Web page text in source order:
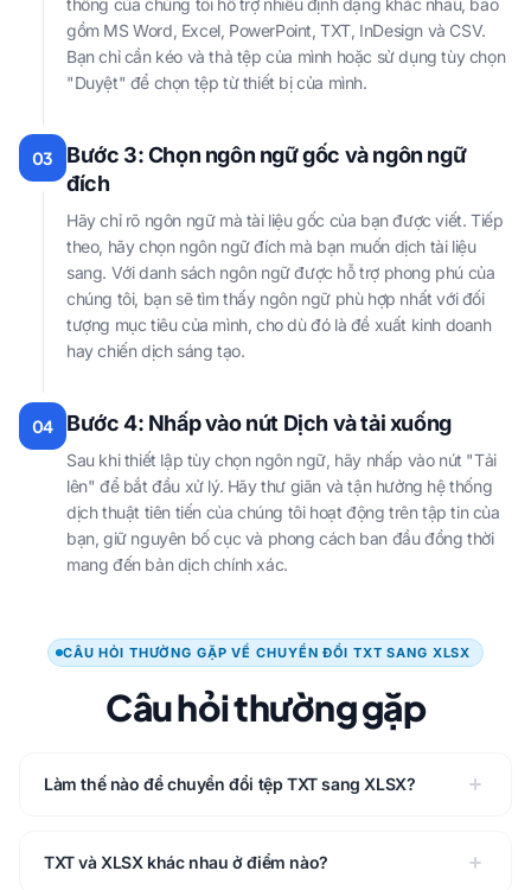
thống của chúng tôi hỗ trợ nhiều định dạng khác nhau, bao
gồm MS Word, Excel, PowerPoint, TXT, InDesign và CSV.
Bạn chỉ cần kéo và thả tệp của mình hoặc sử dụng tùy chọn
"Duyệt" để chọn tệp từ thiết bị của mình.
03
Bước 3: Chọn ngôn ngữ gốc và ngôn ngữ
đích
Hãy chỉ rõ ngôn ngữ mà tài liệu gốc của bạn được viết. Tiếp
theo, hãy chọn ngôn ngữ đích mà bạn muốn dịch tài liệu
sang. Với danh sách ngôn ngữ được hỗ trợ phong phú của
chúng tôi, bạn sẽ tìm thấy ngôn ngữ phù hợp nhất với đối
tượng mục tiêu của mình, cho dù đó là đề xuất kinh doanh
hay chiến dịch sáng tạo.
04 Bước 4: Nhấp vào nút Dịch và tải xuống
Sau khi thiết lập tùy chọn ngôn ngữ, hãy nhấp vào nút "Tải
lên" để bắt đầu xử lý. Hãy thư giãn và tận hưởng hệ thống
dịch thuật tiên tiến của chúng tôi hoạt động trên tập tin của
bạn, giữ nguyên bố cục và phong cách ban đầu đồng thời
mang đến bản dịch chính xác.
CÂU HỎI THƯỜNG GẶP VỀ CHUYỂN ĐỔI TXT SANG XLSX
Câu hỏi thường gặp
Làm thế nào để chuyển đổi tệp TXT sang XLSX?
TXT và XLSX khác nhau ở điểm nào?